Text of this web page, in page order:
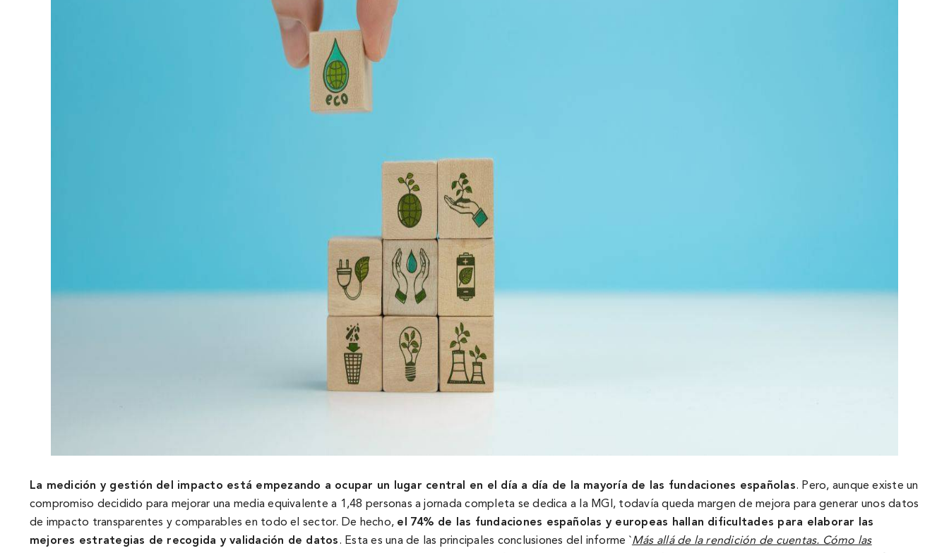
La medición y gestión del impacto está empezando a ocupar un lugar central en el dí­a a dí­a de la mayorí­a de las fundaciones españolas. Pero, aunque existe un
compromiso decidido para mejorar una media equivalente a 1,48 personas a jornada completa se dedica a la MGI, todaví­a queda margen de mejora para generar unos datos
de impacto transparentes y comparables en todo el sector. De hecho, el 74% de las fundaciones españolas y europeas
hallan dificultades para elaborar las
mejores estrategias de recogida y validación de datos. Esta es una de las principales conclusiones del informe `Más allá de la rendición de cuentas. Cómo las